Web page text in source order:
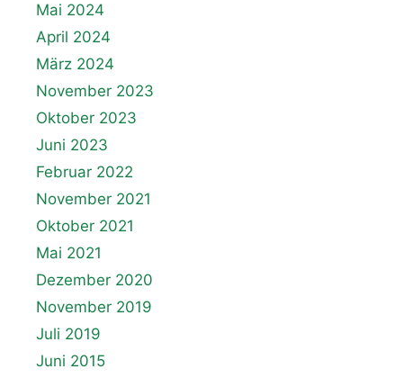
Mai 2024
April 2024
März 2024
November 2023
Oktober 2023
Juni 2023
Februar 2022
November 2021
Oktober 2021
Mai 2021
Dezember 2020
November 2019
Juli 2019
Juni 2015